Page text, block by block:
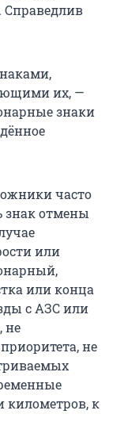
Справедлив
их, —
знаки
часто
знак отмены
или
или конца
с АЗС или
не
не
километров, к